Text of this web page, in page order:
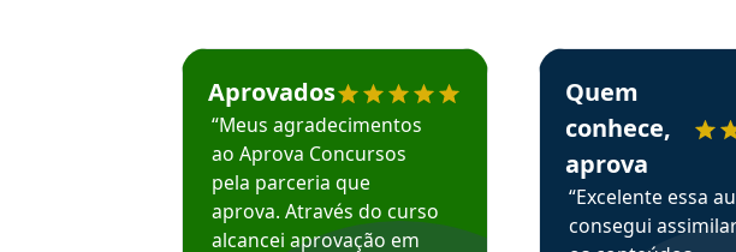
Estudante José recomenda o Aprova Concursos em depoimento
Aprovados
“Meus agradecimentos
ao Aprova Concursos
pela parceria que
aprova. Através do curso
alcancei aprovação em
Estudante Sergio
Quem
conhece,
aprova
“Excelente essa
consegui